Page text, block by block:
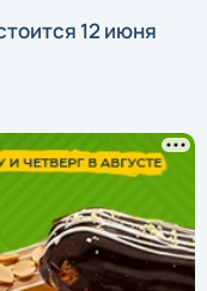
12 июня